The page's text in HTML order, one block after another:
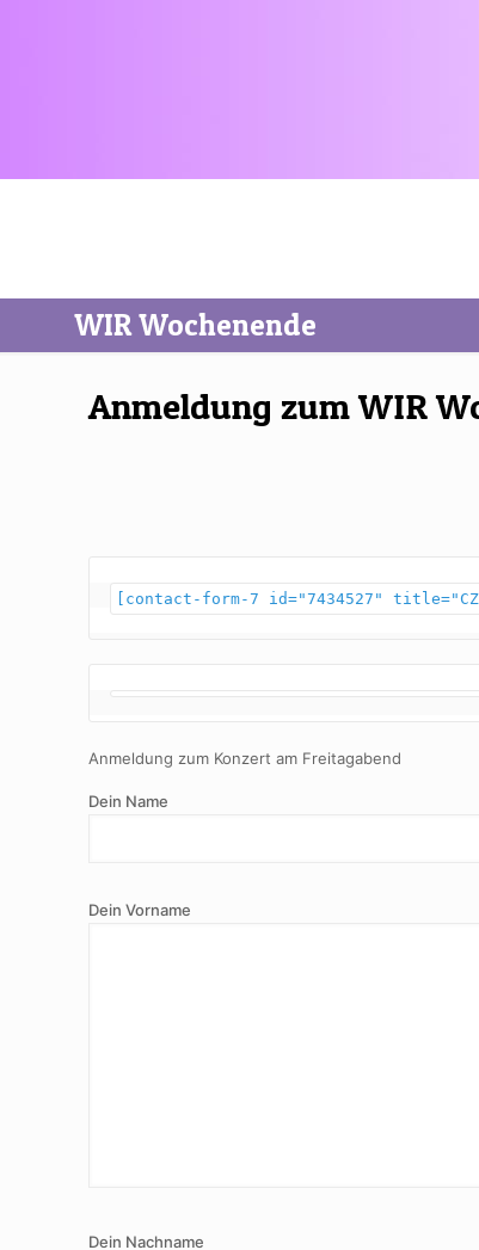
WIR Wochenende
Anmeldung zum WIR
[contact-form-7 id="7434527" title="CZI
Anmeldung zum Konzert am Freitagabend
Dein Name
Dein Vorname
Dein Nachname